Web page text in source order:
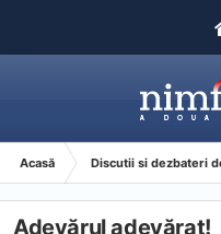
Acasă Discutii si dezbateri
Adevărul adevărat!